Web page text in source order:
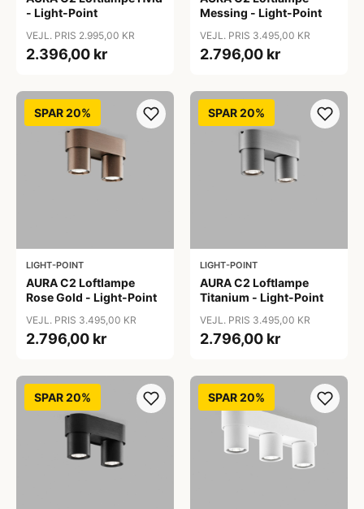
- Light-Point
VEJL. PRIS 2.995,00 KR
2.396,00 kr
Messing - Light-Point
VEJL. PRIS 3.495,00 KR
2.796,00 kr
SPAR 20%
LIGHT-POINT
AURA C2 Loftlampe
Rose Gold - Light-Point
VEJL. PRIS 3.495,00 KR
2.796,00 kr
SPAR 20%
LIGHT-POINT
AURA C2 Loftlampe
Titanium - Light-Point
VEJL. PRIS 3.495,00 KR
2.796,00 kr
SPAR 20% SPAR 20%